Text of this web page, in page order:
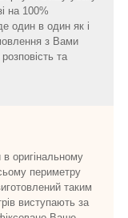
на 100%
один в один як і
з Вами
та
оригінальному
периметру
таким
виступають за